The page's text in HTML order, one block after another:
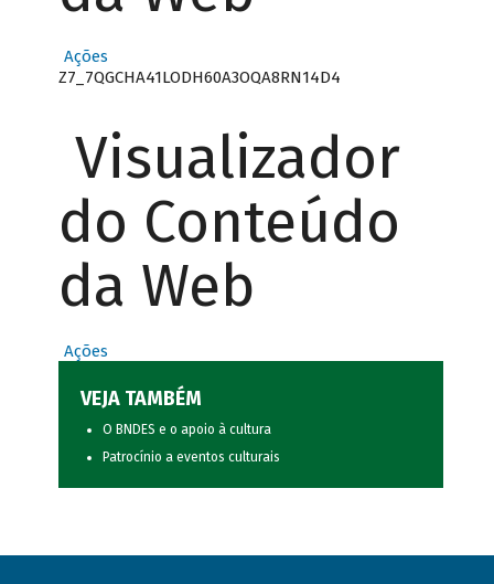
Ações
Z7_7QGCHA41LODH60A3OQA8RN14D4
Visualizador
do Conteúdo
da Web
Ações
VEJA TAMBÉM
O BNDES e o apoio à cultura
Patrocínio a eventos culturais